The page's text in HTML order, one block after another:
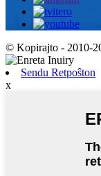
© Kopirajto - 2010-
Sendu Retpoŝton
x